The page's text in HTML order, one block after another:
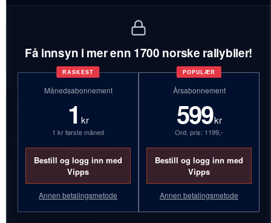
Få innsyn i mer enn 1700 norske rallybiler!
RASKEST
Månedsabonnement
1 kr
1 kr første måned
Bestill og logg inn med
Vipps
Annen betalingsmetode
POPULÆR
Årsabonnement
599kr
Ord. pris: 1199,-
Bestill og logg inn med
Vipps
Annen betalingsmetode
1 biler
Bilmerker:
Inaktive biler:
AX57453